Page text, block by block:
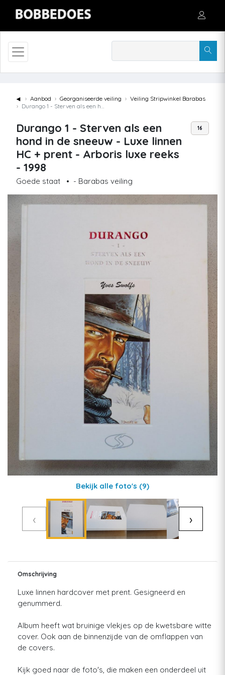
◄ Aanbod Georganiseerde veiling
Veiling Stripwinkel Barabas
Durango 1 - Sterven als een hond in de sneeuw - Luxe linnen HC + prent - Arboris luxe reeks - 1998
Durango 1 - Sterven als een
hond in de sneeuw - Luxe linnen
HC + prent - Arboris luxe reeks
- 1998
Goede staat • - Barabas veiling
16
Bekijk alle foto's (9)
‹ ›
Omschrijving
Luxe linnen hardcover met prent. Gesigneerd en
genummerd.
Album heeft wat bruinige vlekjes op de kwetsbare witte
cover. Ook aan de binnenzijde van de omflappen van
de covers.
Kijk goed naar de foto's, die maken een onderdeel uit